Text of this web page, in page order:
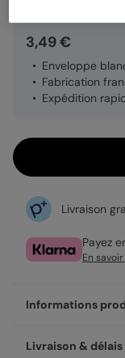
3,49 €
Enveloppe
Fabrication
Expédition
Livraison
Payez
En
Informations
Personnalisez
Livraison & délais